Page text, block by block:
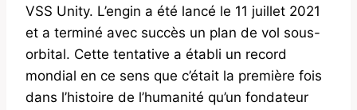
VSS Unity. L’engin a été lancé le 11 juillet 2021
et a terminé avec succès un plan de vol sous-
orbital. Cette tentative a établi un record
mondial en ce sens que c’était la première fois
dans l’histoire de l’humanité qu’un fondateur